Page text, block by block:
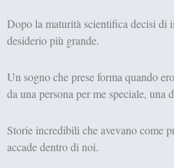
Dopo la maturità scientifica decisi di
desiderio più grande.
Un sogno che prese forma quando
da una persona per me speciale, una
Storie incredibili che avevano come
accade dentro di noi.